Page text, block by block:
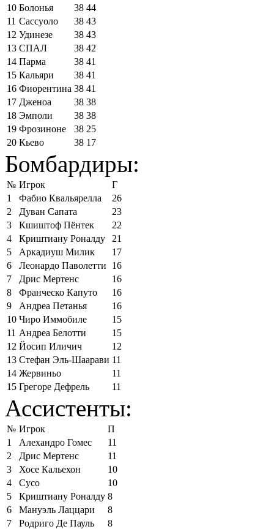
10 Болонья 38 44
11 Сассуоло 38 43
12 Удинезе 38 43
13 СПАЛ 38 42
14 Парма 38 41
15 Кальяри 38 41
16 Фиорентина 38 41
17 Дженоа 38 38
18 Эмполи 38 38
19 Фрозиноне 38 25
20 Кьево 38 17
Бомбардиры:
№ Игрок
Г
1
Фабио Квальярелла
26
2
Дуван Сапата
23
3
Кшиштоф Пёнтек
22
4
Криштиану Роналду
21
5
Аркадиуш Милик
17
6
Леонардо Паволетти
16
7
Дрис Мертенс
16
8
Франческо Капуто
16
9
Андреа Петанья
16
10 Чиро Иммобиле
15
11 Андреа Белотти
15
12 Йосип Иличич
12
13 Стефан Эль-Шаарави 11
14 Жервиньо
11
15 Грегоре Дефрель 11
Ассистенты:
№ Игрок
П
1
Алехандро Гомес
11
2
Дрис Мертенс
11
3
Хосе Кальехон
10
4
Сусо
10
5
Криштиану Роналду 8
6
Мануэль Лаццари
8
7
Родриго Де Пауль
8